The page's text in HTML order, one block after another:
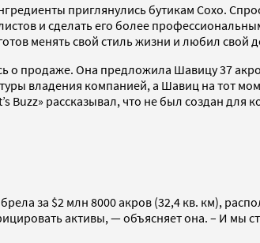
приглянулись бутикам Сохо.
и сделать его более
менять свой стиль жизни и любил свой
о продаже. Она предложила Шавицу 37
владения компанией, а Шавиц на тот
рассказывал, что не был создан для
за $2 млн 8000 акров (32,4 кв. км),
активы, — объясняет она. – И мы